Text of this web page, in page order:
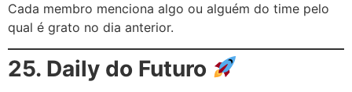
Cada membro menciona algo ou alguém do time pelo
qual é grato no dia anterior.
25. Daily do Futuro